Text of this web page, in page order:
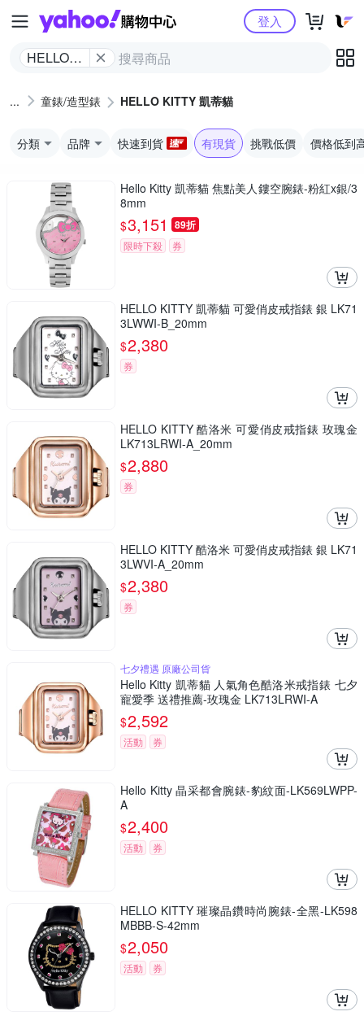
Yahoo購物中心
HELLO
蒂貓
登入
童錶/造型錶 HELLO KITTY 凱蒂貓
分類 品牌 快速到貨 有現貨 挑戰低價 價格低到
Hello Kitty 凱蒂貓 焦點美人鏤空腕錶-粉紅x銀/3
8mm
$3,151 89折
限時下殺 券
HELLO KITTY 凱蒂貓 可愛俏皮戒指錶 銀 LK71
3LWWI-B_20mm
$2,380
券
HELLO KITTY 酷洛米 可愛俏皮戒指錶 玫瑰金
LK713LRWI-A_20mm
$2,880
券
HELLO KITTY 酷洛米 可愛俏皮戒指錶 銀 LK71
3LWVI-A_20mm
$2,380
券
七夕禮遇 原廠公司貨
Hello Kitty 凱蒂貓 人氣角色酷洛米戒指錶 七夕
寵愛季 送禮推薦-玫瑰金 LK713LRWI-A
$2,592
活動 券
Hello Kitty 晶采都會腕錶-豹紋面-LK569LWPP-
A
$2,400
活動 券
HELLO KITTY 璀璨晶鑽時尚腕錶-全黑-LK598
MBBB-S-42mm
$2,050
活動 券